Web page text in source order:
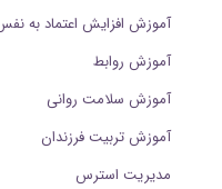
آموزش افزایش اعتماد به
آموزش روابط
آموزش سلامت روانی
آموزش تربیت فرزندان
مدیریت استرس